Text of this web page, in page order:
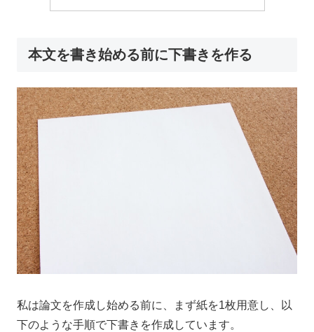
本文を書き始める前に下書きを作る
私は論文を作成し始める前に、まず紙を1枚用意し、以
下のような手順で下書きを作成しています。